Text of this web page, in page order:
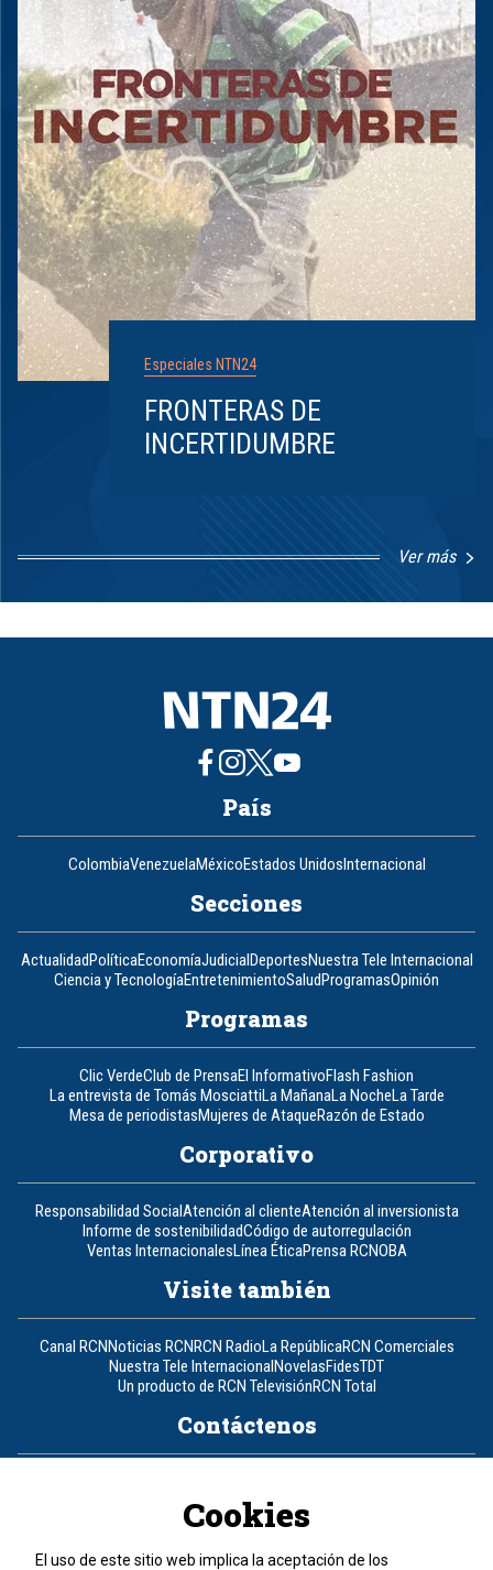
Especiales NTN24
FRONTERAS DE
INCERTIDUMBRE
Ver más
1
8
País
ColombiaVenezuelaMéxicoEstados UnidosInternacional
Secciones
ActualidadPolíticaEconomíaJudicialDeportesNuestra Tele Internacional
Ciencia y TecnologíaEntretenimientoSaludProgramasOpinión
Programas
Clic VerdeClub de PrensaEl InformativoFlash Fashion
La entrevista de Tomás MosciattiLa MañanaLa NocheLa Tarde
Mesa de periodistasMujeres de AtaqueRazón de Estado
Corporativo
Responsabilidad SocialAtención al clienteAtención al inversionista
Informe de sostenibilidadCódigo de autorregulación
Ventas InternacionalesLínea ÉticaPrensa RCNOBA
Visite también
Canal RCNNoticias RCNRCN RadioLa RepúblicaRCN Comerciales
Nuestra Tele InternacionalNovelasFidesTDT
Un producto de RCN TelevisiónRCN Total
Contáctenos
Política de cookies
Cookies
El uso de este sitio web implica la aceptación de los